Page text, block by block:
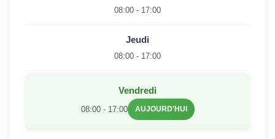
08:00 - 17:00
Jeudi
08:00 - 17:00
Vendredi
08:00 - 17:00 AUJOURD'HUI